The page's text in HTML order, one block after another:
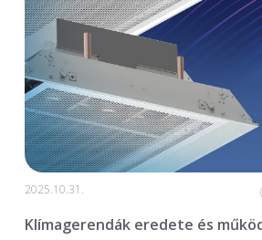
2025.10.31.
Klímagerendák eredete és